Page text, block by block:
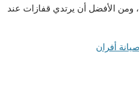
الأفضل أن يرتدي قفازات عند